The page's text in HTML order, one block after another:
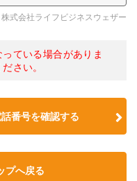
式会社ライフビジネスウェザー
ている場合がありま
さい。
番号を確認する
プへ戻る